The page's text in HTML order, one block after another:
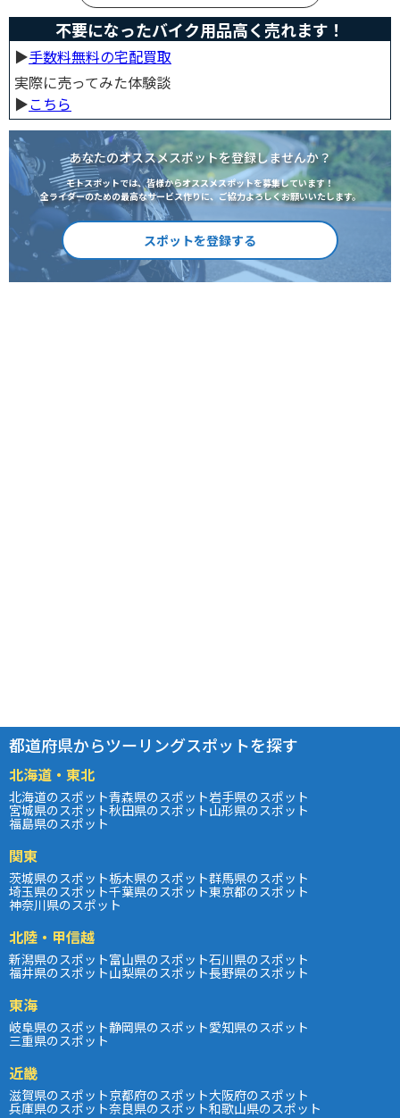
不要になったバイク用品高く売れます！
▶︎手数料無料の宅配買取
実際に売ってみた体験談
▶︎こちら
あなたのオススメスポットを登録しませんか？
モトスポットでは、皆様からオススメスポットを募集しています！
全ライダーのための最高なサービス作りに、ご協力よろしくお願いいたします。
スポットを登録する
都道府県からツーリングスポットを探す
北海道・東北
北海道のスポット青森県のスポット岩手県のスポット
宮城県のスポット秋田県のスポット山形県のスポット
福島県のスポット
関東
茨城県のスポット栃木県のスポット群馬県のスポット
埼玉県のスポット千葉県のスポット東京都のスポット
神奈川県のスポット
北陸・甲信越
新潟県のスポット富山県のスポット石川県のスポット
福井県のスポット山梨県のスポット長野県のスポット
東海
岐阜県のスポット静岡県のスポット愛知県のスポット
三重県のスポット
近畿
滋賀県のスポット京都府のスポット大阪府のスポット
兵庫県のスポット奈良県のスポット和歌山県のスポット